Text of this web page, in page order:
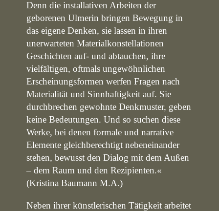
Denn die installativen Arbeiten der
geborenen Ulmerin bringen Bewegung in
das eigene Denken, sie lassen in ihren
unerwarteten Materialkonstellationen
Geschichten auf- und abtauchen, ihre
vielfältigen, oftmals ungewöhnlichen
Erscheinungsformen werfen Fragen nach
Materialität und Sinnhaftigkeit auf. Sie
durchbrechen gewohnte Denkmuster, geben
keine Bedeutungen. Und so suchen diese
Werke, bei denen formale und narrative
Elemente gleichberechtigt nebeneinander
stehen, bewusst den Dialog mit dem Außen
– dem Raum und den Rezipienten.«
(Kristina Baumann M.A.)
Neben ihrer künstlerischen Tätigkeit arbeitet